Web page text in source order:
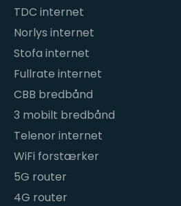
TDC internet
Norlys internet
Stofa internet
Fullrate internet
CBB bredbånd
3 mobilt bredbånd
Telenor internet
WiFi forstærker
5G router
4G router